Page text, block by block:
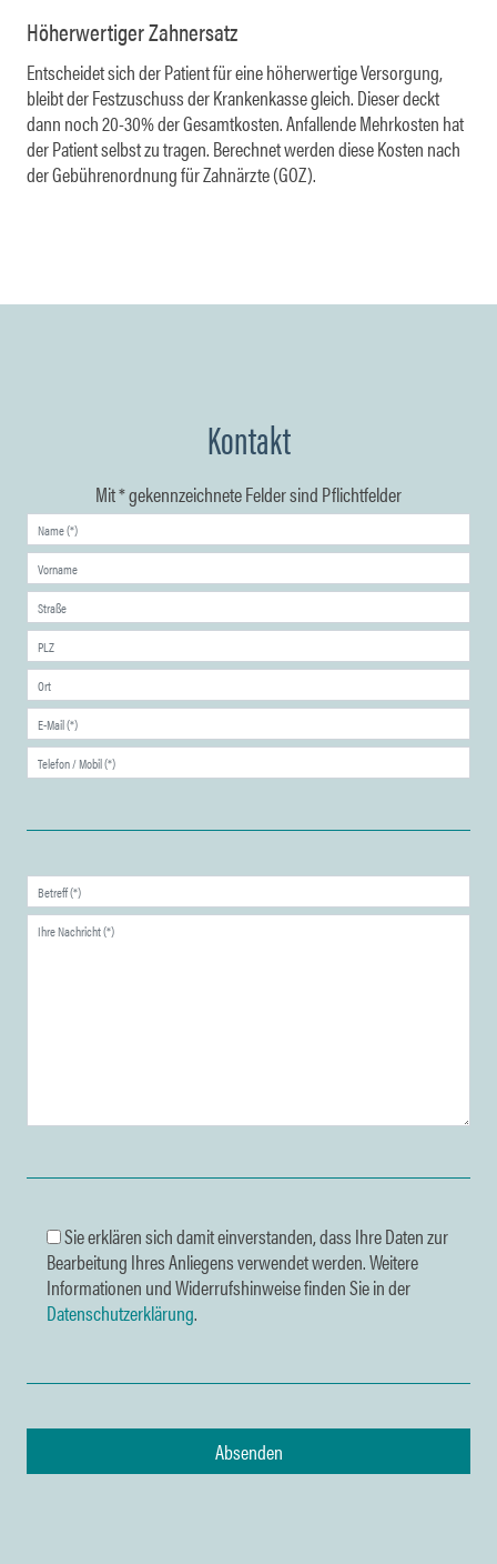
Höherwertiger Zahnersatz
Entscheidet sich der Patient für eine höherwertige Versorgung,
bleibt der Festzuschuss der Krankenkasse gleich. Dieser deckt
dann noch 20-30% der Gesamtkosten. Anfallende Mehrkosten hat
der Patient selbst zu tragen. Berechnet werden diese Kosten nach
der Gebührenordnung für Zahnärzte (GOZ).
Kontakt
Mit * gekennzeichnete Felder sind Pflichtfelder
Sie erklären sich damit einverstanden, dass Ihre Daten zur
Bearbeitung Ihres Anliegens verwendet werden. Weitere
Informationen und Widerrufshinweise finden Sie in der
Datenschutzerklärung.